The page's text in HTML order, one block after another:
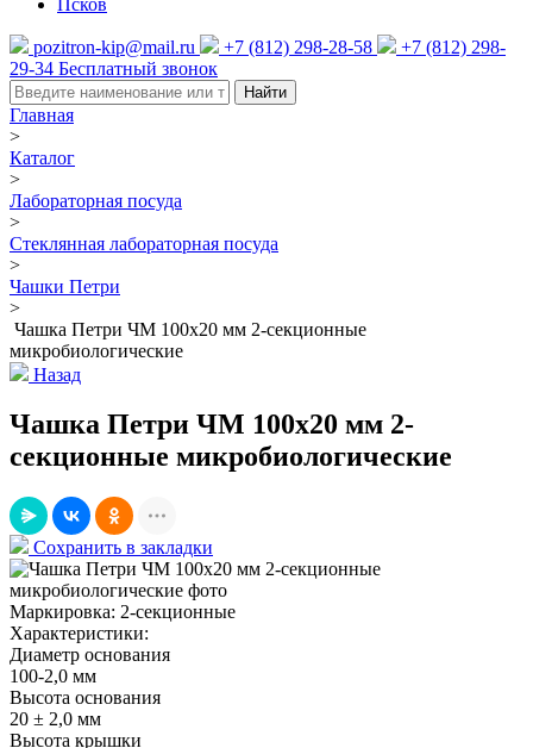
pozitron-kip@mail.ru +7 (812) 298-28-58
+7 (812) 298-
29-34 Бесплатный звонок
Найти
Главная
>
Каталог
>
Лабораторная посуда
>
Стеклянная лабораторная посуда
>
Чашки Петри
>
Чашка Петри ЧМ 100х20 мм 2-секционные
микробиологические
Назад
Чашка Петри ЧМ 100х20 мм 2-
секционные микробиологические
Сохранить в закладки
Маркировка: 2-секционные
Характеристики:
Диаметр основания
100-2,0 мм
Высота основания
20 ± 2,0 мм
Высота крышки